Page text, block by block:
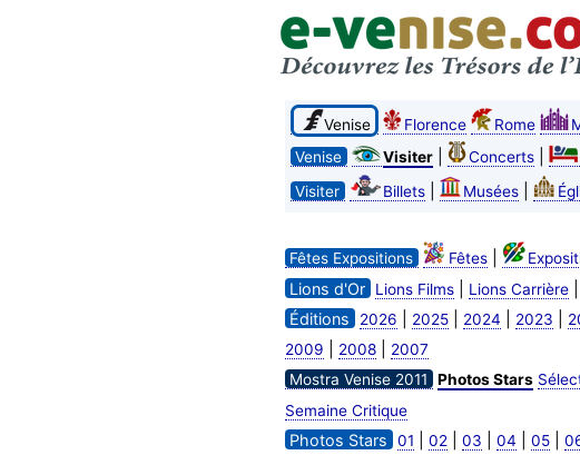
Venise Florence Rome
Venise
Visiter| Concerts|
Visiter
Billets| Musées|
Fêtes Expositions Fêtes|
Lions d'Or Lions Films| Lions Carrière|
Éditions
2026 2025| 2024 2023
2009 2008|
2007
Mostra Venise 2011
Photos Stars
Semaine Critique
Photos Stars 01 02 03 04 05|